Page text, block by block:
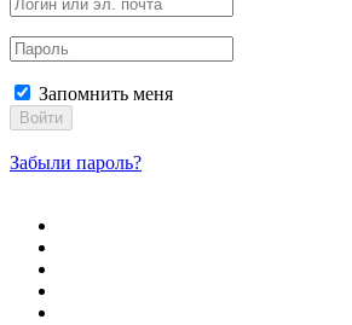
Запомнить меня
Войти
Забыли пароль?